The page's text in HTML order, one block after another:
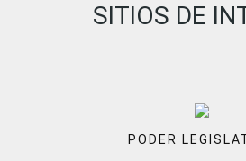
SITIOS DE
PODER